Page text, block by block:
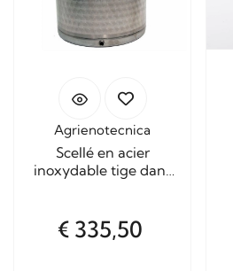
Agrienotecnica
Scellé en acier
inoxydable tige dans
€ 335,50